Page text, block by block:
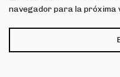
navegador para la próxima